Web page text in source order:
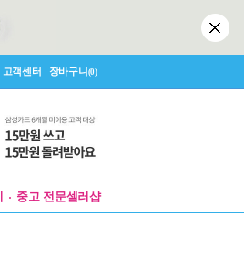
고객센터 장바구니(0)
중고 전문셀러샵